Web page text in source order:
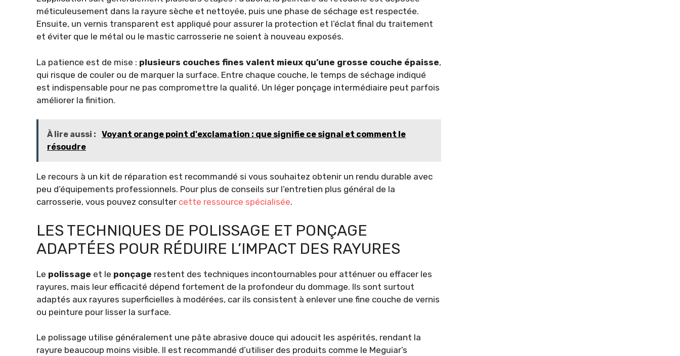
méticuleusement dans la rayure sèche et nettoyée, puis une phase de séchage est respectée.
Ensuite, un vernis transparent est appliqué pour assurer la protection et l’éclat final du traitement
et éviter que le métal ou le mastic carrosserie ne soient à nouveau exposés.
La patience est de mise : plusieurs couches fines valent mieux qu’une grosse couche épaisse,
qui risque de couler ou de marquer la surface. Entre chaque couche, le temps de séchage indiqué
est indispensable pour ne pas compromettre la qualité. Un léger ponçage intermédiaire peut parfois
améliorer la finition.
À lire aussi :
Voyant orange point d'exclamation : que signifie ce signal et comment le
résoudre
Le recours à un kit de réparation est recommandé si vous souhaitez obtenir un rendu durable avec
peu d’équipements professionnels. Pour plus de conseils sur l’entretien plus général de la
carrosserie, vous pouvez consulter cette ressource spécialisée.
LES TECHNIQUES DE POLISSAGE ET PONÇAGE
ADAPTÉES POUR RÉDUIRE L’IMPACT DES RAYURES
Le polissage et le ponçage restent des techniques incontournables pour atténuer ou effacer les
rayures, mais leur efficacité dépend fortement de la profondeur du dommage. Ils sont surtout
adaptés aux rayures superficielles à modérées, car ils consistent à enlever une fine couche de vernis
ou peinture pour lisser la surface.
Le polissage utilise généralement une pâte abrasive douce qui adoucit les aspérités, rendant la
rayure beaucoup moins visible. Il est recommandé d’utiliser des produits comme le Meguiar’s